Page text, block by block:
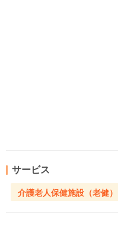
サービス
介護老人保健施設（老健）